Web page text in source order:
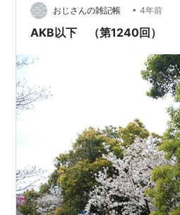
長するようなことを許すのは、
しいでしょう。 奴隷がいた…
おじさんの雑記帳 • 4年前
AKB以下 （第1240回）